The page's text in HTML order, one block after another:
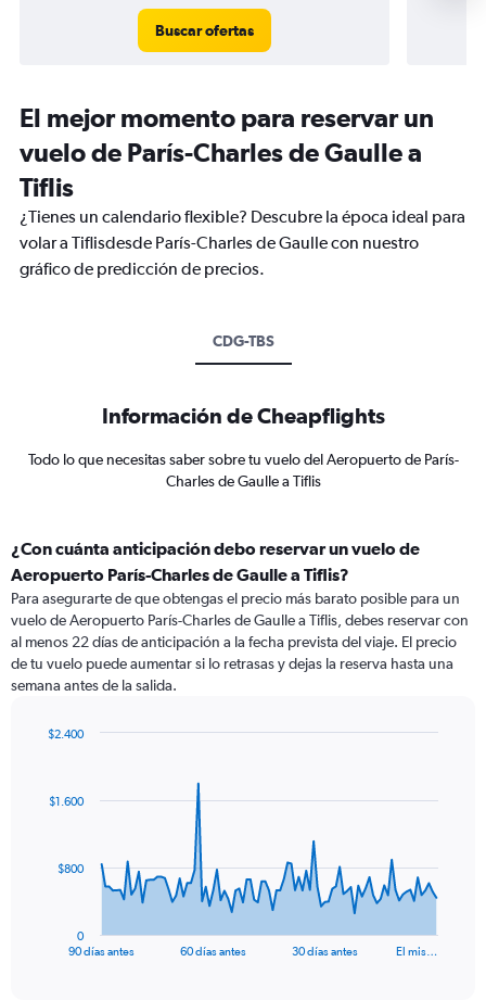
Buscar ofertas
El mejor momento para reservar un
vuelo de París-Charles de Gaulle a
Tiflis
¿Tienes un calendario flexible? Descubre la época ideal para
volar a Tiflisdesde París-Charles de Gaulle con nuestro
gráfico de predicción de precios.
CDG-TBS
Información de Cheapflights
Todo lo que necesitas saber sobre tu vuelo del Aeropuerto de París-
Charles de Gaulle a Tiflis
¿Con cuánta anticipación debo reservar un vuelo de
Aeropuerto París-Charles de Gaulle a Tiflis?
Para asegurarte de que obtengas el precio más barato posible para un
vuelo de Aeropuerto París-Charles de Gaulle a Tiflis, debes reservar con
al menos 22 días de anticipación a la fecha prevista del viaje. El precio
de tu vuelo puede aumentar si lo retrasas y dejas la reserva hasta una
semana antes de la salida.
data
The
90 días antes 60 días antes 30 días antes El mis…
0
$800
$1.600
$2.400